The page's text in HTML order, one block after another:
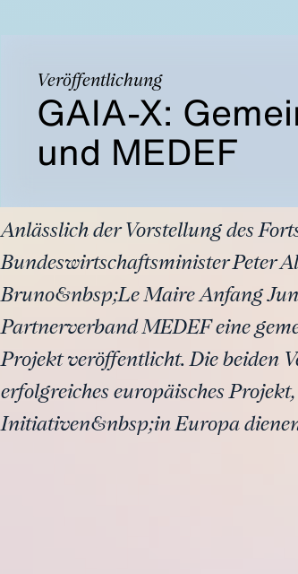
Veröffentlichung
GAIA-X:
und MEDEF
Anlässlich der Vorstellung des
Bundeswirtschaftsminister Peter
Bruno&nbsp;Le Maire Anfang
Partnerverband MEDEF eine
Projekt veröffentlicht. Die beiden
erfolgreiches europäisches
Initiativen&nbsp;in Europa